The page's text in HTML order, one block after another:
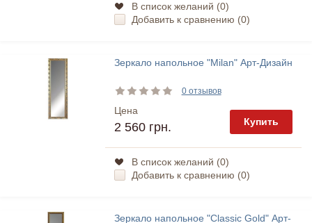
В список желаний (0)
Добавить к сравнению (0)
Зеркало напольное "Milan" Арт-Дизайн
0 отзывов
Цена
2 560 грн. Купить
В список желаний (0)
Добавить к сравнению (0)
Зеркало напольное "Classic Gold" Арт-